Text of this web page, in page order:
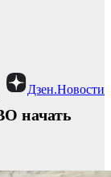
Дзен.Новости
начать